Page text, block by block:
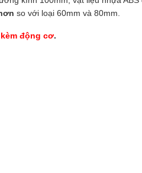
so với loại 60mm và 80mm.
động cơ.